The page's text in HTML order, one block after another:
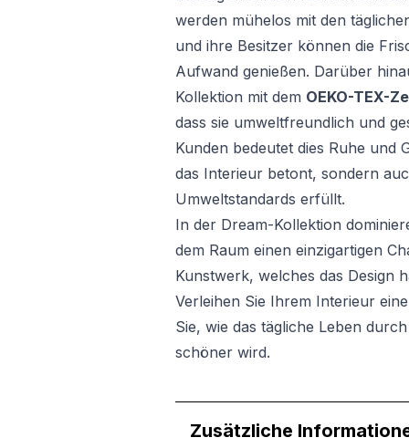
werden mühelos mit den
und ihre Besitzer können die
Aufwand genießen. Darüber
Kollektion mit dem OEKO-TEX-
dass sie umweltfreundlich und
Kunden bedeutet dies Ruhe und
das Interieur betont, sondern
Umweltstandards erfüllt.
In der Dream-Kollektion
dem Raum einen einzigartigen
Kunstwerk, welches das Design
Verleihen Sie Ihrem Interieur
Sie, wie das tägliche Leben
schöner wird.
Zusätzliche